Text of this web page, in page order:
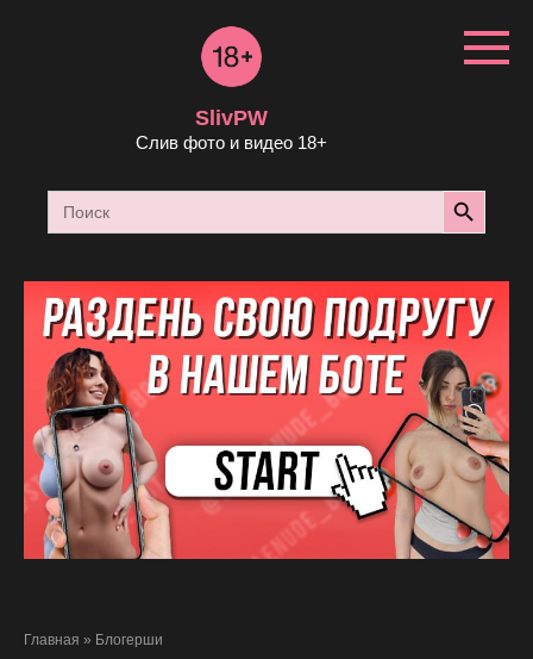
SlivPW
Слив фото и видео 18+
Search
for:
Search Button
Главная » Блогерши